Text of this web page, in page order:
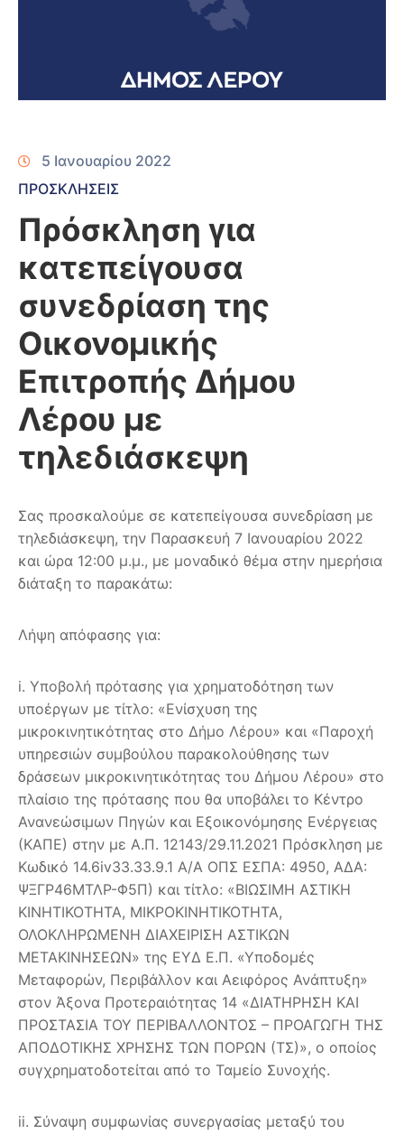
5 Ιανουαρίου 2022
ΠΡΟΣΚΛΗΣΕΙΣ
Πρόσκληση για
κατεπείγουσα
συνεδρίαση της
Οικονομικής
Επιτροπής Δήμου
Λέρου με
τηλεδιάσκεψη
Σας προσκαλούμε σε κατεπείγουσα συνεδρίαση με
τηλεδιάσκεψη, την Παρασκευή 7 Ιανουαρίου 2022
και ώρα 12:00 μ.μ., με μοναδικό θέμα στην ημερήσια
διάταξη το παρακάτω:
Λήψη απόφασης για:
i. Υποβολή πρότασης για χρηματοδότηση των
υποέργων με τίτλο: «Ενίσχυση της
μικροκινητικότητας στο Δήμο Λέρου» και «Παροχή
υπηρεσιών συμβούλου παρακολούθησης των
δράσεων μικροκινητικότητας του Δήμου Λέρου» στο
πλαίσιο της πρότασης που θα υποβάλει το Κέντρο
Ανανεώσιμων Πηγών και Εξοικονόμησης Ενέργειας
(ΚΑΠΕ) στην με Α.Π. 12143/29.11.2021 Πρόσκληση με
Κωδικό 14.6iv33.33.9.1 Α/Α ΟΠΣ ΕΣΠΑ: 4950, ΑΔΑ:
ΨΞΓΡ46ΜΤΛΡ-Φ5Π) και τίτλο: «ΒΙΩΣΙΜΗ ΑΣΤΙΚΗ
ΚΙΝΗΤΙΚΟΤΗΤΑ, ΜΙΚΡΟΚΙΝΗΤΙΚΟΤΗΤΑ,
ΟΛΟΚΛΗΡΩΜΕΝΗ ΔΙΑΧΕΙΡΙΣΗ ΑΣΤΙΚΩΝ
ΜΕΤΑΚΙΝΗΣΕΩΝ» της ΕΥΔ Ε.Π. «Υποδομές
Μεταφορών, Περιβάλλον και Αειφόρος Ανάπτυξη»
στον Άξονα Προτεραιότητας 14 «ΔΙΑΤΗΡΗΣΗ ΚΑΙ
ΠΡΟΣΤΑΣΙΑ ΤΟΥ ΠΕΡΙΒΑΛΛΟΝΤΟΣ – ΠΡΟΑΓΩΓΗ ΤΗΣ
ΑΠΟΔΟΤΙΚΗΣ ΧΡΗΣΗΣ ΤΩΝ ΠΟΡΩΝ (ΤΣ)», ο οποίος
συγχρηματοδοτείται από το Ταμείο Συνοχής.
ii. Σύναψη συμφωνίας συνεργασίας μεταξύ του